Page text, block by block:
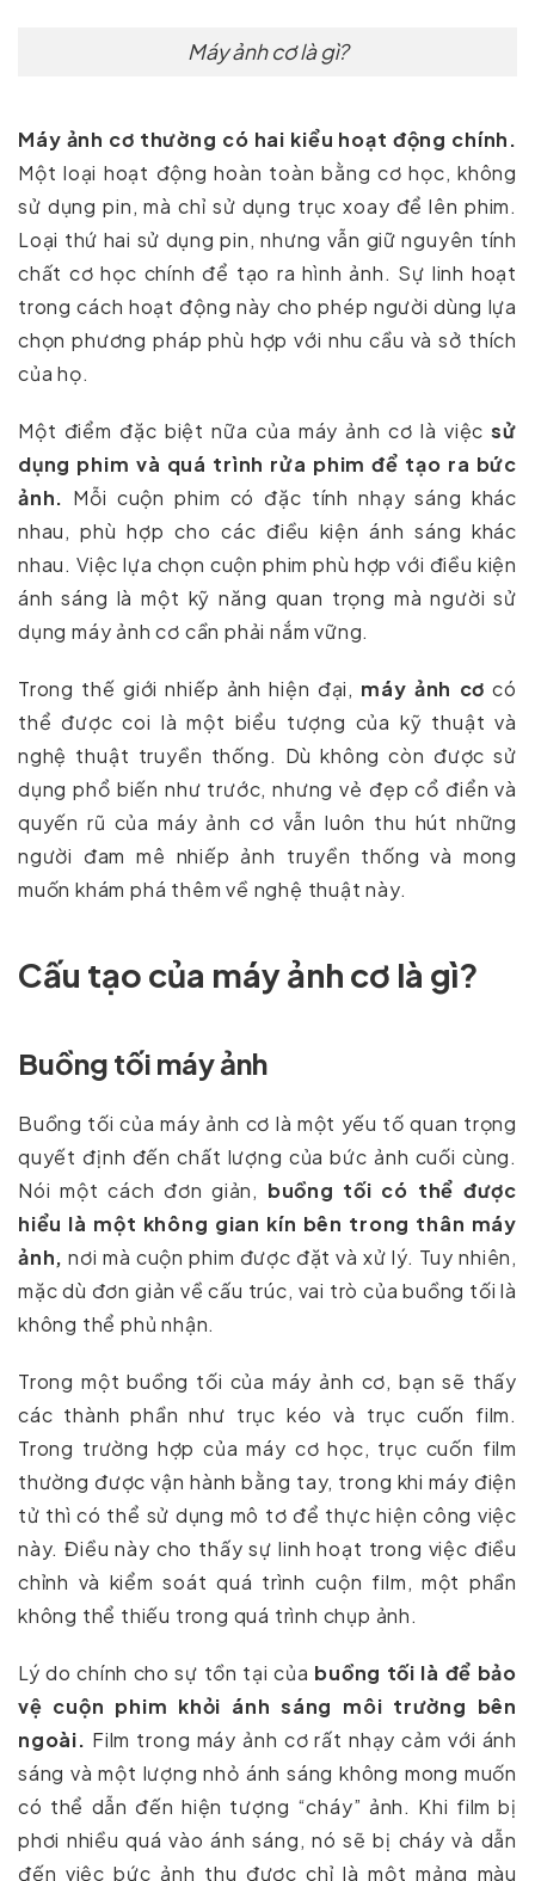
Máy ảnh cơ là gì?
Máy ảnh cơ thường có hai kiểu hoạt động chính.
Một loại hoạt động hoàn toàn bằng cơ học, không
sử dụng pin, mà chỉ sử dụng trục xoay để lên phim.
Loại thứ hai sử dụng pin, nhưng vẫn giữ nguyên tính
chất cơ học chính để tạo ra hình ảnh. Sự linh hoạt
trong cách hoạt động này cho phép người dùng lựa
chọn phương pháp phù hợp với nhu cầu và sở thích
của họ.
Một điểm đặc biệt nữa của máy ảnh cơ là việcsử
dụng phim và quá trình rửa phim để tạo ra bức
ảnh. Mỗi cuộn phim có đặc tính nhạy sáng khác
nhau, phù hợp cho các điều kiện ánh sáng khác
nhau. Việc lựa chọn cuộn phim phù hợp với điều kiện
ánh sáng là một kỹ năng quan trọng mà người sử
dụng máy ảnh cơ cần phải nắm vững.
Trong thế giới nhiếp ảnh hiện đại, máy ảnh cơ có
thể được coi là một biểu tượng của kỹ thuật và
nghệ thuật truyền thống. Dù không còn được sử
dụng phổ biến như trước, nhưng vẻ đẹp cổ điển và
quyến rũ của máy ảnh cơ vẫn luôn thu hút những
người đam mê nhiếp ảnh truyền thống và mong
muốn khám phá thêm về nghệ thuật này.
Cấu tạo của máy ảnh cơ là gì?
Buồng tối máy ảnh
Buồng tối của máy ảnh cơ là một yếu tố quan trọng
quyết định đến chất lượng của bức ảnh cuối cùng.
Nói một cách đơn giản, buồng tối có thể được
hiểu là một không gian kín bên trong thân máy
ảnh, nơi mà cuộn phim được đặt và xử lý. Tuy nhiên,
mặc dù đơn giản về cấu trúc, vai trò của buồng tối là
không thể phủ nhận.
Trong một buồng tối của máy ảnh cơ, bạn sẽ thấy
các thành phần như trục kéo và trục cuốn film.
Trong trường hợp của máy cơ học, trục cuốn film
thường được vận hành bằng tay, trong khi máy điện
tử thì có thể sử dụng mô tơ để thực hiện công việc
này. Điều này cho thấy sự linh hoạt trong việc điều
chỉnh và kiểm soát quá trình cuộn film, một phần
không thể thiếu trong quá trình chụp ảnh.
Lý do chính cho sự tồn tại của buồng tối là để bảo
vệ cuộn phim khỏi ánh sáng môi trường bên
ngoài. Film trong máy ảnh cơ rất nhạy cảm với ánh
sáng và một lượng nhỏ ánh sáng không mong muốn
có thể dẫn đến hiện tượng “cháy” ảnh. Khi film bị
phơi nhiều quá vào ánh sáng, nó sẽ bị cháy và dẫn
đến việc bức ảnh thu được chỉ là một mảng màu